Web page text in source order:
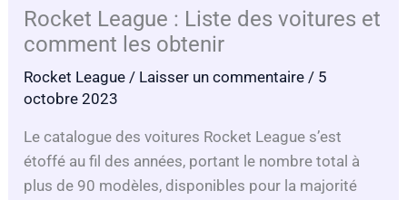
Rocket League : Liste des voitures et
comment les obtenir
Rocket League / Laisser un commentaire / 5
octobre 2023
Le catalogue des voitures Rocket League s’est
étoffé au fil des années, portant le nombre total à
plus de 90 modèles, disponibles pour la majorité